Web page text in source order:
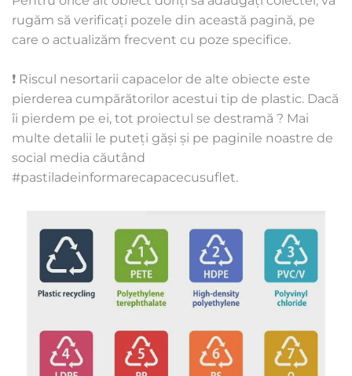
rugăm să verificați pozele din această pagină, pe
care o actualizăm frecvent cu poze specifice.
❗ Riscul nesortarii capacelor de alte obiecte este
pierderea cumpărătorilor acestui tip de plastic. Dacă
îi pierdem pe ei, tot proiectul se destramă ? Mai
multe detalii le puteți găși și pe paginile noastre de
social media căutând
#pastiladeinformarecapacecusuflet.